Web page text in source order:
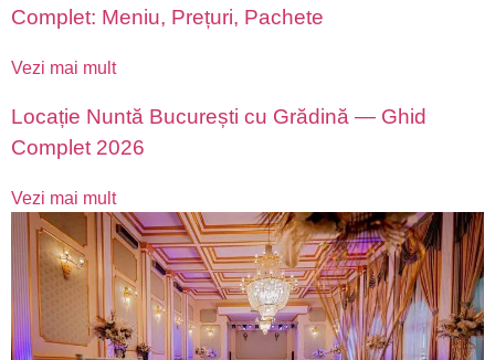
Complet: Meniu, Prețuri, Pachete
Vezi mai mult
Locație Nuntă București cu Grădină — Ghid
Complet 2026
Vezi mai mult